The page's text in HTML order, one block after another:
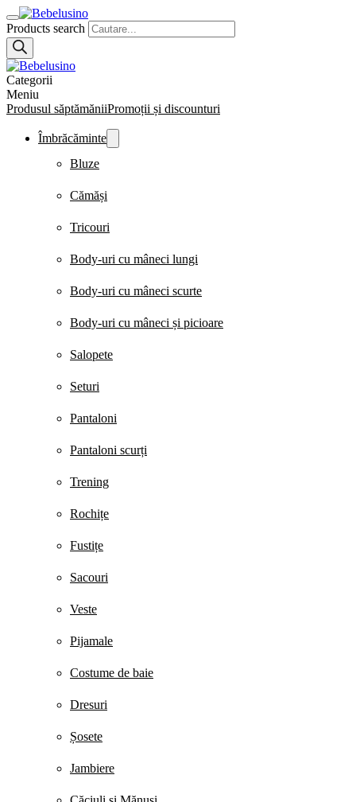
Products search
Categorii
Meniu
Produsul săptămăniiPromoții și discounturi
Îmbrăcăminte
Bluze
Cămăși
Tricouri
Body-uri cu mâneci lungi
Body-uri cu mâneci scurte
Body-uri cu mâneci și picioare
Salopete
Seturi
Pantaloni
Pantaloni scurți
Trening
Rochițe
Fustițe
Sacouri
Veste
Pijamale
Costume de baie
Dresuri
Șosete
Jambiere